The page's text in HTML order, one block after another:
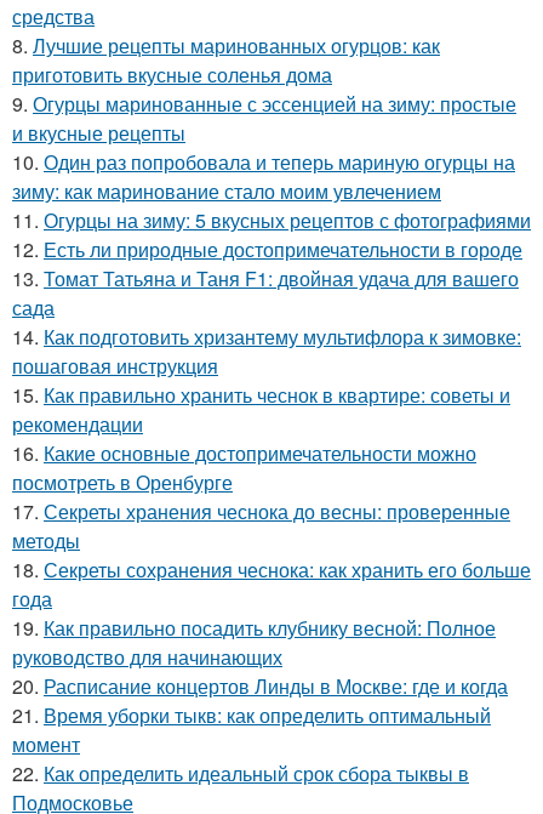
средства
8. Лучшие рецепты маринованных огурцов: как
приготовить вкусные соленья дома
9. Огурцы маринованные с эссенцией на зиму: простые
и вкусные рецепты
10. Один раз попробовала и теперь мариную огурцы на
зиму: как маринование стало моим увлечением
11. Огурцы на зиму: 5 вкусных рецептов с фотографиями
12. Есть ли природные достопримечательности в городе
13. Томат Татьяна и Таня F1: двойная удача для вашего
сада
14. Как подготовить хризантему мультифлора к зимовке:
пошаговая инструкция
15. Как правильно хранить чеснок в квартире: советы и
рекомендации
16. Какие основные достопримечательности можно
посмотреть в Оренбурге
17. Секреты хранения чеснока до весны: проверенные
методы
18. Секреты сохранения чеснока: как хранить его больше
года
19. Как правильно посадить клубнику весной: Полное
руководство для начинающих
20. Расписание концертов Линды в Москве: где и когда
21. Время уборки тыкв: как определить оптимальный
момент
22. Как определить идеальный срок сбора тыквы в
Подмосковье